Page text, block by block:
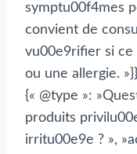
symptu00f4mes
convient de
vu00e9rifier si
ou une allergie.
{« @type »:
produits
irritu00e9e ? »,